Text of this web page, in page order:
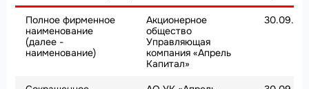
Полное фирменное
наименование
(далее -
наименование)
Акционерное
общество
Управляющая
компания «Апрель
Капитал»